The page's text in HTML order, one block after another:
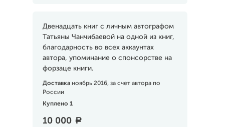
Двенадцать книг с личным автографом
Татьяны Чанчибаевой на одной из книг,
благодарность во всех аккаунтах
автора, упоминание о спонсорстве на
форзаце книги.
Доставка ноябрь 2016, за счет автора по
России
Куплено 1
10 000 a